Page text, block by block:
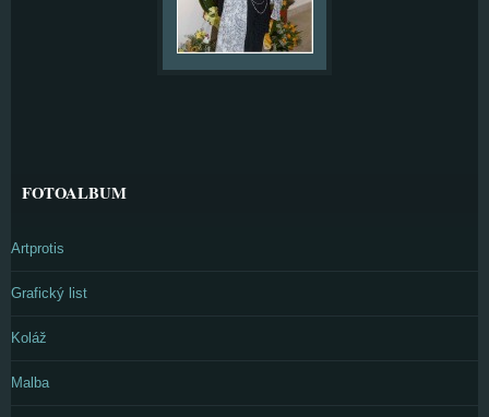
FOTOALBUM
Artprotis
Grafický list
Koláž
Malba